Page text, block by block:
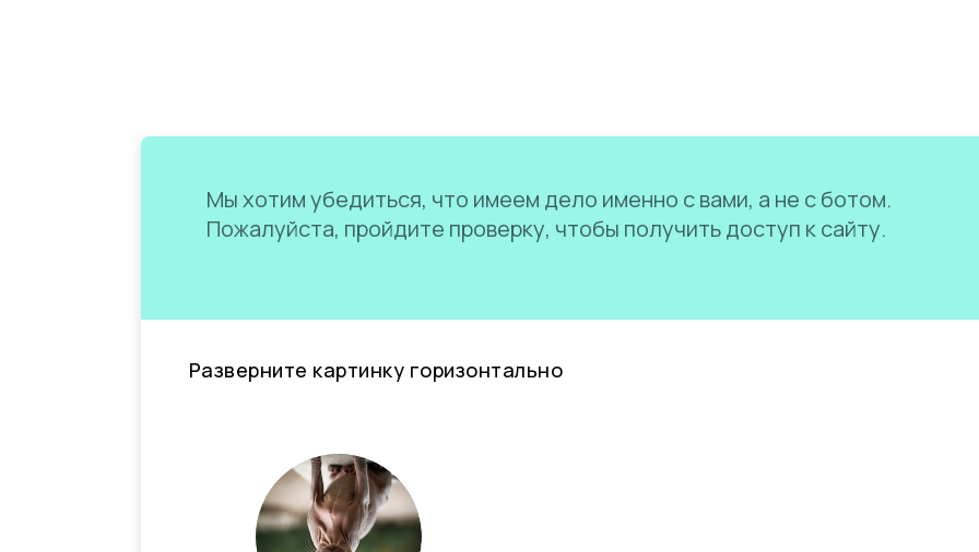
Мы хотим убедиться, что имеем дело именно с вами, а не с ботом.
Пожалуйста, пройдите проверку, чтобы получить доступ к сайту.
Разверните картинку горизонтально